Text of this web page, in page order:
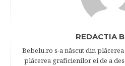
REDACTIA
Bebelu.ro s-a născut din
plăcerea graficienilor ei de a